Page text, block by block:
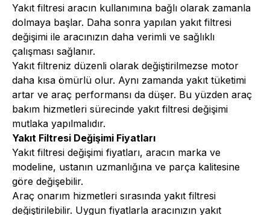
Yakıt filtresi aracın kullanımına bağlı olarak zamanla
dolmaya başlar. Daha sonra yapılan yakıt filtresi
değişimi ile aracınızın daha verimli ve sağlıklı
çalışması sağlanır.
Yakıt filtreniz düzenli olarak değiştirilmezse motor
daha kısa ömürlü olur. Aynı zamanda yakıt tüketimi
artar ve araç performansı da düşer. Bu yüzden araç
bakım hizmetleri sürecinde yakıt filtresi değişimi
mutlaka yapılmalıdır.
Yakıt Filtresi Değişimi Fiyatları
Yakıt filtresi değişimi fiyatları, aracın marka ve
modeline, ustanın uzmanlığına ve parça kalitesine
göre değişebilir.
Araç onarım hizmetleri sırasında yakıt filtresi
değiştirilebilir. Uygun fiyatlarla aracınızın yakıt